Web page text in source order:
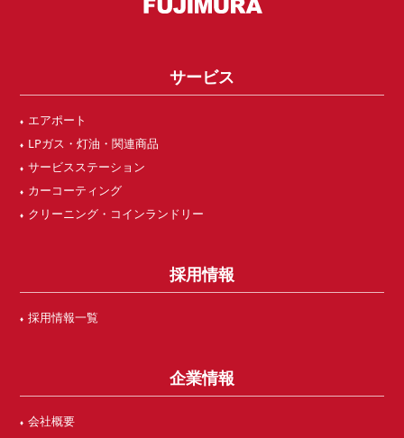
サービス
エアポート
LPガス・灯油・関連商品
サービスステーション
カーコーティング
クリーニング・コインランドリー
採用情報
採用情報一覧
企業情報
会社概要